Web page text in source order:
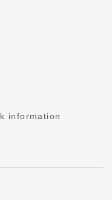
information